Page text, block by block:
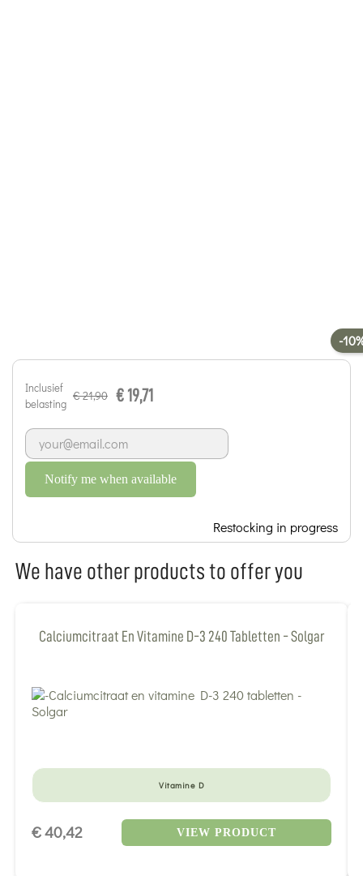
-
Inclusief
belasting
€ 21,90 € 19,71
Notify me when available
Restocking in progress
We have other products to offer you
Calciumcitraat En Vitamine D-3 240 Tabletten - Solgar
Vitamine D
€ 40,42 VIEW PRODUCT